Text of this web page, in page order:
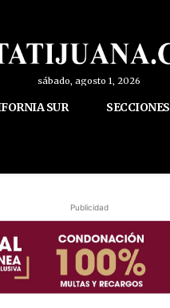
sábado, agosto 1, 2026
SUR SECCIONES
Publicidad